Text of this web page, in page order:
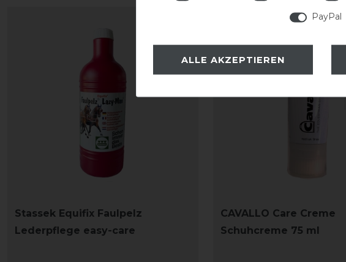
Stassek Equifix Faulpelz
Lederpflege easy-care
CAVALLO Care Creme
Schuhcreme 75 ml
PayPal
ALLE AKZEPTIEREN